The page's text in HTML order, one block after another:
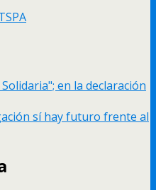
en la declaración
sí hay futuro frente al